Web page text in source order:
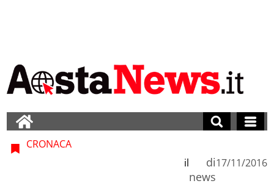
CRONACA
di
news
il 17/11/2016